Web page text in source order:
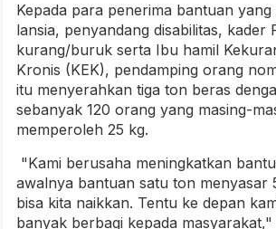
Kepada para penerima bantuan yang
lansia, penyandang disabilitas, kader
kurang/buruk serta Ibu hamil
Kronis (KEK), pendamping orang
itu menyerahkan tiga ton beras
sebanyak 120 orang yang masing-
memperoleh 25 kg.
"Kami berusaha meningkatkan
awalnya bantuan satu ton menyasar
bisa kita naikkan. Tentu ke depan
banyak berbagi kepada